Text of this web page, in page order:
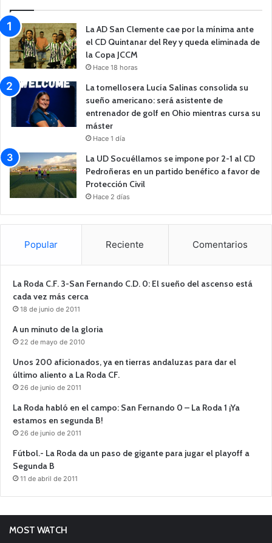
La AD San Clemente cae por la mínima ante
el CD Quintanar del Rey y queda eliminada de
la Copa JCCM
Hace 18 horas
La tomellosera Lucía Salinas consolida su
sueño americano: será asistente de
entrenador de golf en Ohio mientras cursa su
máster
Hace 1 día
La UD Socuéllamos se impone por 2-1 al CD
Pedroñeras en un partido benéfico a favor de
Protección Civil
Hace 2 días
Popular Reciente Comentarios
La Roda C.F. 3-San Fernando C.D. 0: El sueño del ascenso está
cada vez más cerca
18 de junio de 2011
A un minuto de la gloria
22 de mayo de 2010
Unos 200 aficionados, ya en tierras andaluzas para dar el
último aliento a La Roda CF.
26 de junio de 2011
La Roda habló en el campo: San Fernando 0 – La Roda 1 ¡Ya
estamos en segunda B!
26 de junio de 2011
Fútbol.- La Roda da un paso de gigante para jugar el playoff a
Segunda B
11 de abril de 2011
MOST WATCH